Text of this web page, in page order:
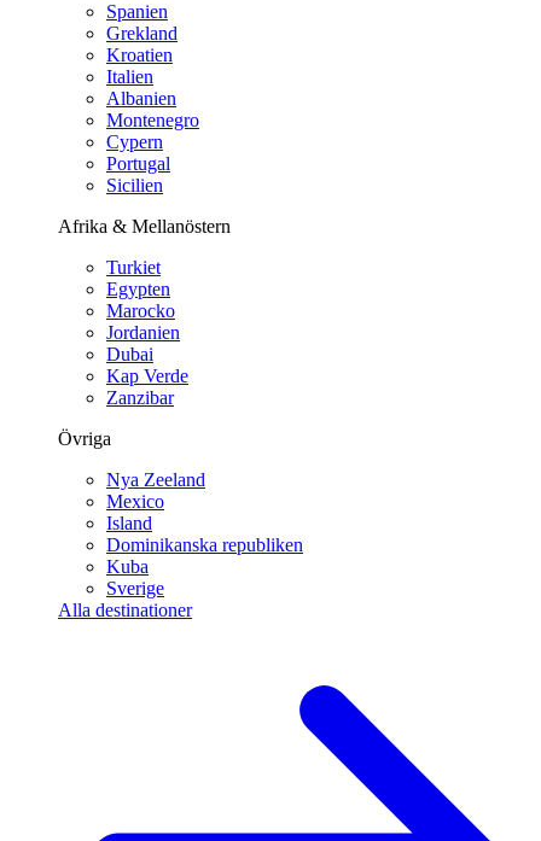
Spanien
Grekland
Kroatien
Italien
Albanien
Montenegro
Cypern
Portugal
Sicilien
Afrika & Mellanöstern
Turkiet
Egypten
Marocko
Jordanien
Dubai
Kap Verde
Zanzibar
Övriga
Nya Zeeland
Mexico
Island
Dominikanska republiken
Kuba
Sverige
Alla destinationer